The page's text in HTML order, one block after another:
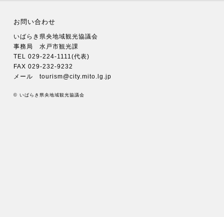
お問い合わせ
いばらき県央地域観光協議会
事務局 水戸市観光課
TEL 029-224-1111(代表)
FAX 029-232-9232
メール tourism@city.mito.lg.jp
© いばらき県央地域観光協議会